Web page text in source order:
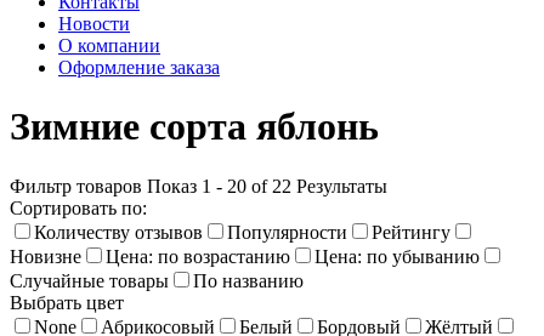
Новости
О компании
Оформление заказа
Зимние сорта яблонь
Фильтр товаров Показ 1 - 20 of 22 Результаты
Сортировать по:
Количеству отзывов
Популярности
Рейтингу
Новизне
Цена: по возрастанию
Цена: по убыванию
Случайные товары
По названию
Выбрать цвет
None
Абрикосовый Белый Бордовый
Жёлтый